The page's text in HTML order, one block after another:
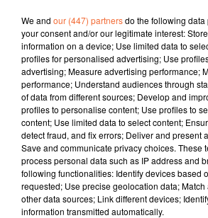
7 février 2022 - 16 min 32 sec
JOURNAL DU LUNDI 07 FEVRIER ( MIDI )
Patrice Bémanangy
L'info près de chez vous.
Le centre de tri inter-régional entre
Tessouale ne verra le jour que mi-
2022 pour des raisons
Le second salon Sèvre et Bat se
semaine dernière à Niort.
L'intitution Saint-Charles de Thouars
We and our (447) partnersdo the following
your consent and/or our legitimate interest:
information on a device; Use limited data to
profiles for personalised advertising; Use
advertising; Measure advertising performance;
performance; Understand audiences through
of data from different sources; Develop and
profiles to personalise content; Use profiles to
content; Use limited data to select content;
detect fraud, and fix errors; Deliver and present
Save and communicate privacy choices. These
process personal data such as IP address and
following functionalities: Identify devices based
requested; Use precise geolocation data;
other data sources; Link different devices;
information transmitted automatically.